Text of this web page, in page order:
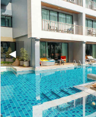
◀︎